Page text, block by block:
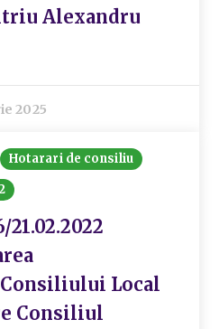
Alexandru
2025
Hotarari de consiliu
Local
Consiliul